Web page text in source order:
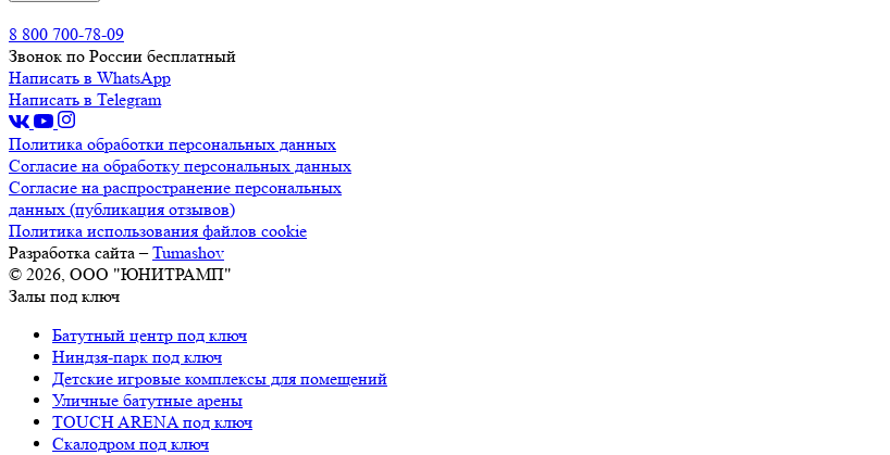
8 800 700-78-09
Звонок по России бесплатный
Написать в WhatsApp
Написать в Telegram
Политика обработки персональных данных
Согласие на обработку персональных данных
Согласие на распространение персональных
данных (публикация отзывов)
Политика использования файлов cookie
Разработка сайта –Tumashov
© 2026, ООО "ЮНИТРАМП"
Залы под ключ
Батутный центр под ключ
Ниндзя-парк под ключ
Детские игровые комплексы для помещений
Уличные батутные арены
TOUCH ARENA под ключ
Скалодром под ключ